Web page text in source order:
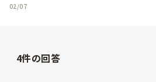
02/07
4件の回答